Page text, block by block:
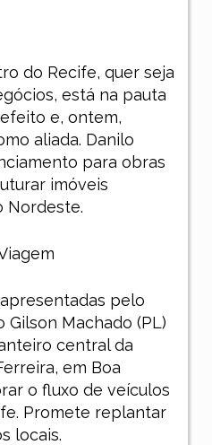
do Recife, quer seja
está na pauta
e, ontem,
aliada. Danilo
para obras
imóveis
Nordeste.
pelo
Machado (PL)
central da
em Boa
o fluxo de veículos
Promete replantar
locais.